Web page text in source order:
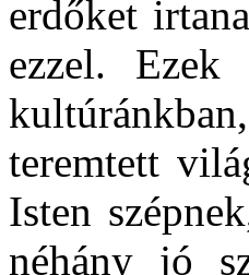
erdőket
ezzel.
teremtett
Isten
néhány jó